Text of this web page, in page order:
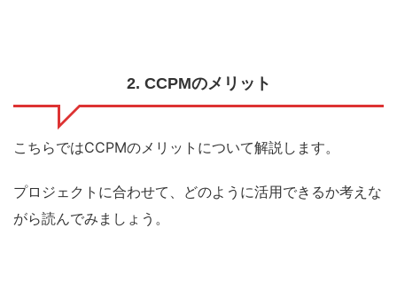
2. CCPMのメリット
こちらではCCPMのメリットについて解説します。
プロジェクトに合わせて、どのように活用できるか考えな
がら読んでみましょう。